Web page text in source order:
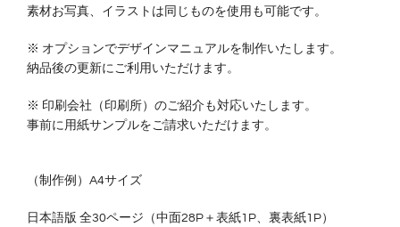
素材お写真、イラストは同じものを使用も可能です。
※ オプションでデザインマニュアルを制作いたします。
納品後の更新にご利用いただけます。
※ 印刷会社（印刷所）のご紹介も対応いたします。
事前に用紙サンプルをご請求いただけます。
（制作例）A4サイズ
日本語版 全30ページ（中面28P＋表紙1P、裏表紙1P）